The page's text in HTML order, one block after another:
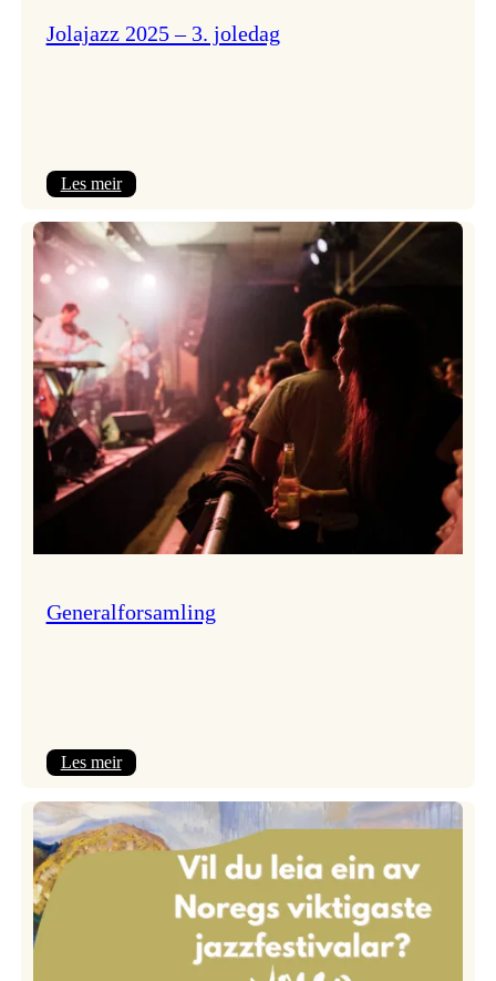
Jolajazz 2025 – 3. joledag
Les meir:
2025
–
joledag
Generalforsamling
Les meir: